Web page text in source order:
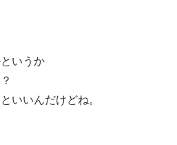
いうか
いいんだけどね。